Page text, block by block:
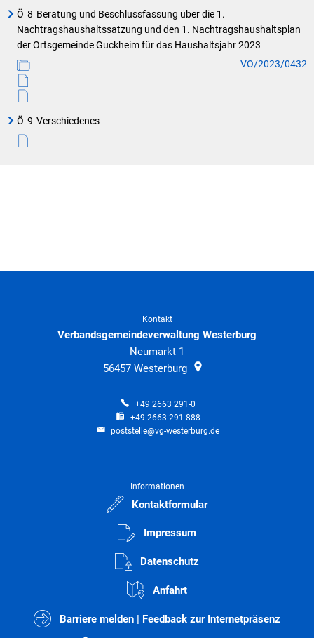
Ö 8 Beratung und Beschlussfassung über die 1.
Nachtragshaushaltssatzung und den 1. Nachtragshaushaltsplan
der Ortsgemeinde Guckheim für das Haushaltsjahr 2023
VO/2023/0432
Ö 9 Verschiedenes
Kontakt
Verbandsgemeindeverwaltung Westerburg
Neumarkt 1
56457 Westerburg
+49 2663 291-0
+49 2663 291-888
poststelle@vg-westerburg.de
Informationen
Kontaktformular
Impressum
Datenschutz
Anfahrt
Barriere melden | Feedback zur Internetpräsenz